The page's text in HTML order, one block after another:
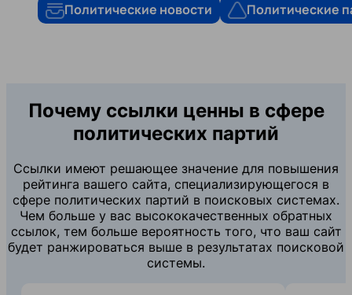
Политические новости
Политические
Почему ссылки ценны в сфере
политических партий
Ссылки имеют решающее значение для повышения
рейтинга вашего сайта, специализирующегося в
сфере политических партий в поисковых системах.
Чем больше у вас высококачественных обратных
ссылок, тем больше вероятность того, что ваш сайт
будет ранжироваться выше в результатах поисковой
системы.